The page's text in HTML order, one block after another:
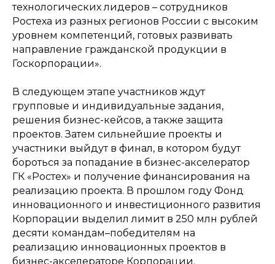
технологических лидеров – сотрудников
Ростеха из разных регионов России с высоким
уровнем компетенций, готовых развивать
направление гражданской продукции в
Госкорпорации».
В следующем этапе участников ждут
групповые и индивидуальные задания,
решения бизнес-кейсов, а также защита
проектов. Затем сильнейшие проекты и
участники выйдут в финал, в котором будут
бороться за попадание в бизнес-акселератор
ГК «Ростех» и получение финансирования на
реализацию проекта. В прошлом году Фонд
инновационного и инвестиционного развития
Корпорации выделил лимит в 250 млн рублей
десяти командам–победителям на
реализацию инновационных проектов в
бизнес-акселераторе Корпорации.